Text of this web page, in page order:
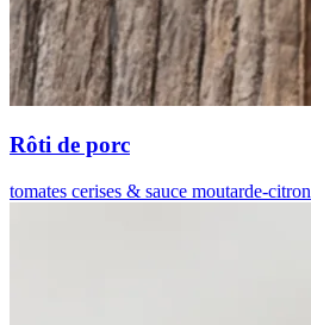
Rôti de porc
tomates cerises & sauce moutarde-citron